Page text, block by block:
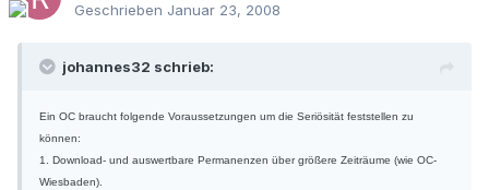
Geschrieben Januar 23, 2008
johannes32 schrieb:
Ein OC braucht folgende Voraussetzungen um die Seriösität feststellen zu
können:
1. Download- und auswertbare Permanenzen über größere Zeiträume (wie OC-
Wiesbaden).